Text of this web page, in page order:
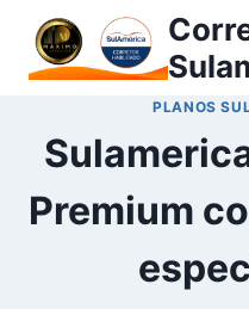
PLANOS
Premium